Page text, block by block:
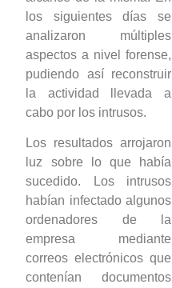
los siguientes días se
analizaron múltiples
aspectos a nivel forense,
pudiendo así reconstruir
la actividad llevada a
cabo por los intrusos.
Los resultados arrojaron
luz sobre lo que había
sucedido. Los intrusos
habían infectado algunos
ordenadores de la
empresa mediante
correos electrónicos que
contenían documentos